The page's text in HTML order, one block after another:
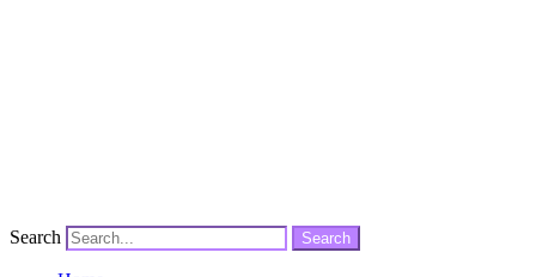
Search Search